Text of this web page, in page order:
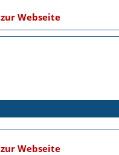
zur Webseite
zur Webseite